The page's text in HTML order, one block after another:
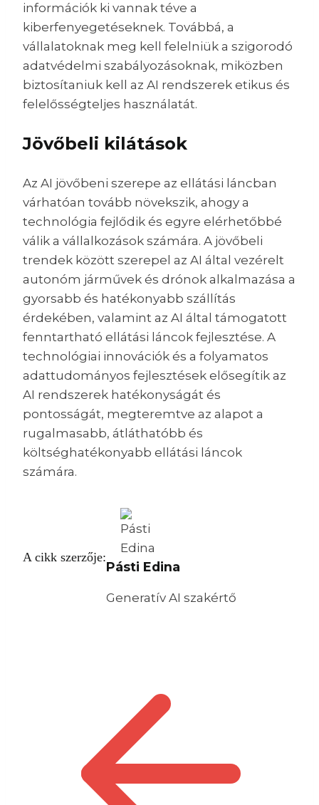
információk ki vannak téve a
kiberfenyegetéseknek. Továbbá, a
vállalatoknak meg kell felelniük a szigorodó
adatvédelmi szabályozásoknak, miközben
biztosítaniuk kell az AI rendszerek etikus és
felelősségteljes használatát.
Jövőbeli kilátások
Az AI jövőbeni szerepe az ellátási láncban
várhatóan tovább növekszik, ahogy a
technológia fejlődik és egyre elérhetőbbé
válik a vállalkozások számára. A jövőbeli
trendek között szerepel az AI által vezérelt
autonóm járművek és drónok alkalmazása a
gyorsabb és hatékonyabb szállítás
érdekében, valamint az AI által támogatott
fenntartható ellátási láncok fejlesztése. A
technológiai innovációk és a folyamatos
adattudományos fejlesztések elősegítik az
AI rendszerek hatékonyságát és
pontosságát, megteremtve az alapot a
rugalmasabb, átláthatóbb és
költséghatékonyabb ellátási láncok
számára.
A cikk szerzője:
Pásti Edina
Generatív AI szakértő